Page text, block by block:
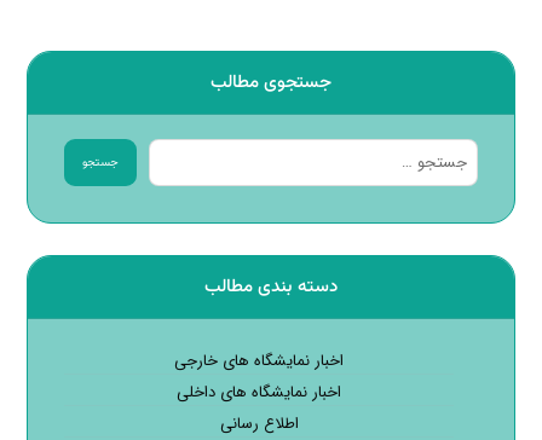
جستجوی مطالب
جستجو
دسته بندی مطالب
اخبار نمایشگاه های خارجی
اخبار نمایشگاه های داخلی
اطلاع رسانی